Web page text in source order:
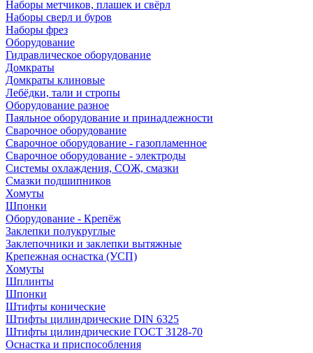
Наборы метчиков, плашек и свёрл
Наборы сверл и буров
Наборы фрез
Оборудование
Гидравлическое оборудование
Домкраты
Домкраты клиновые
Лебёдки, тали и стропы
Оборудование разное
Паяльное оборудование и принадлежности
Сварочное оборудование
Сварочное оборудование - газопламенное
Сварочное оборудование - электроды
Системы охлаждения, СОЖ, смазки
Смазки подшипников
Хомуты
Шпонки
Оборудование - Крепёж
Заклепки полукруглые
Заклепочники и заклепки вытяжные
Крепежная оснастка (УСП)
Хомуты
Шплинты
Шпонки
Штифты конические
Штифты цилиндрические DIN 6325
Штифты цилиндрические ГОСТ 3128-70
Оснастка и приспособления